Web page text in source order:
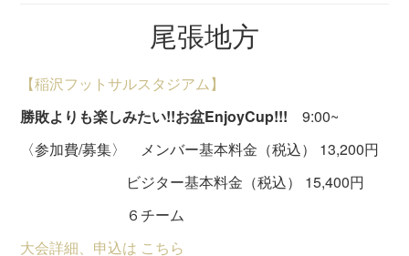
尾張地方
【稲沢フットサルスタジアム】
勝敗よりも楽しみたい!!お盆EnjoyCup!!! 9:00~
〈参加費/募集〉 メンバー基本料金（税込） 13,200円
ビジター基本料金（税込） 15,400円
６チーム
大会詳細、申込は こちら